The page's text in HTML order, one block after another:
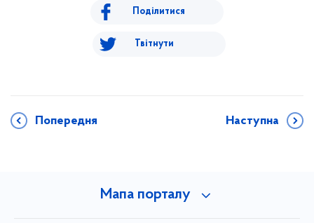
Поділитися
Твітнути
Попередня Наступна
Мапа порталу